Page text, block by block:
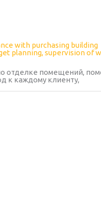
отделке помещений,
к каждому клиенту,